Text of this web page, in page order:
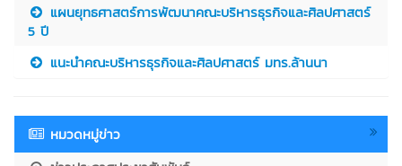
แผนยุทธศาสตร์การพัฒนาคณะบริหารธุรกิจและศิลปศาสตร์
5 ปี
แนะนำคณะบริหารธุรกิจและศิลปศาสตร์ มทร.ล้านนา
หมวดหมู่ข่าว